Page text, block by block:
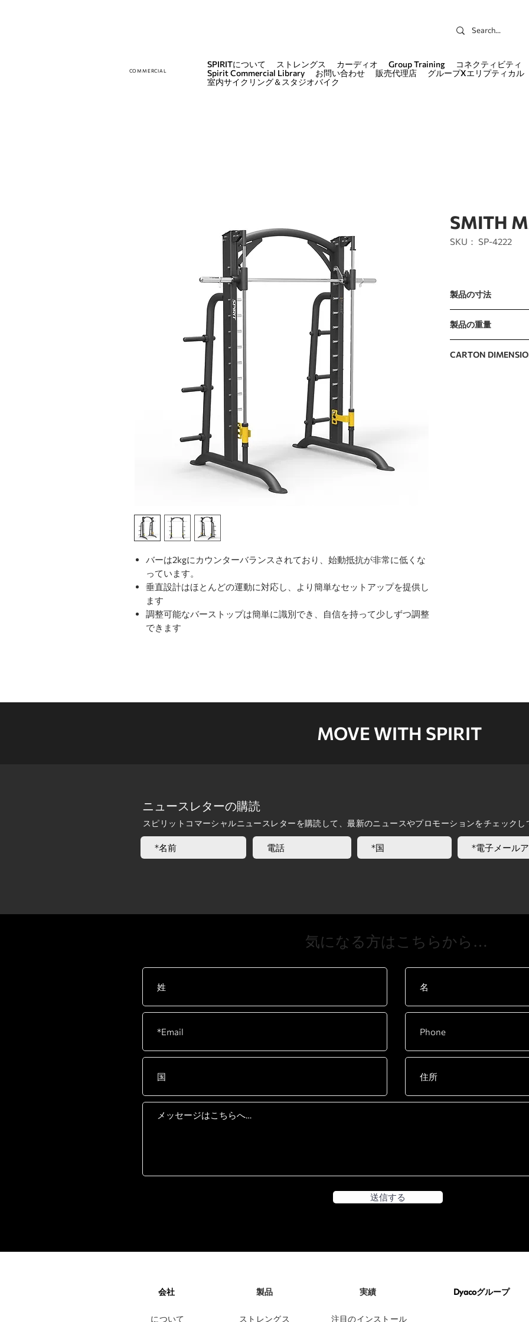
SPIRITについて ストレングス カーディオ Group Training コネクティビティ
Spirit Commercial Library
お問い合わせ 販売代理店
グループXエリプティカル
室内サイクリング＆スタジオバイク
COMMERCIAL
バーは2kgにカウンターバランスされており、始動抵抗が非常に低くな
っています。
垂直設計はほとんどの運動に対応し、より簡単なセットアップを提供し
ます
調整可能なバーストップは簡単に識別でき、自信を持って少しずつ調整
できます
SMITH
SKU： SP-4222
製品の寸法
製品の重量
CARTON
MOVE WITH SPIRIT
ニュースレターの購読
スピリットコマーシャルニュースレターを購読して、最新のニュースやプロモーションをチェックし
​気になる方はこちらから…
送信する
会社
について
製品 実績 Dyacoグループ
ストレングス 注目のインストール